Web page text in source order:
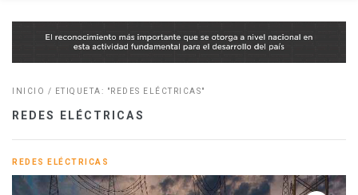
INICIO / ETIQUETA: "REDES ELÉCTRICAS"
REDES ELÉCTRICAS
REDES ELÉCTRICAS